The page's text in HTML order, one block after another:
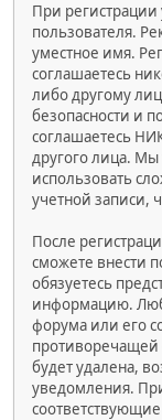
При регистрации
пользователя.
уместное имя.
соглашаетесь
либо другому
безопасности и
соглашаетесь
другого лица.
использовать
учетной записи,
После
сможете внести
обязуетесь
информацию.
форума или его
будет удалена,
уведомления.